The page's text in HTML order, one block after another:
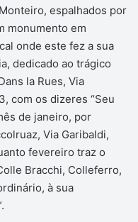
espalhados por
monumento em
onde este fez a sua
dedicado ao trágico
la Rues, Via
com os dizeres “Seu
de janeiro, por
Via Garibaldi,
fevereiro traz o
Bracchi, Colleferro,
à sua